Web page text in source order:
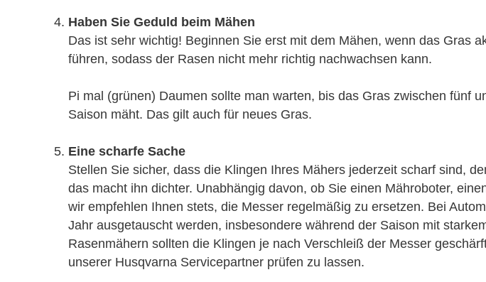
Haben Sie Geduld beim Mähen
Das ist sehr wichtig! Beginnen Sie erst mit dem Mähen, wenn das Gras
führen, sodass der Rasen nicht mehr richtig nachwachsen kann.
Pi mal (grünen) Daumen sollte man warten, bis das Gras zwischen fünf
Saison mäht. Das gilt auch für neues Gras.
Eine scharfe Sache
Stellen Sie sicher, dass die Klingen Ihres Mähers jederzeit scharf sind,
das macht ihn dichter. Unabhängig davon, ob Sie einen Mähroboter,
wir empfehlen Ihnen stets, die Messer regelmäßig zu ersetzen. Bei
Jahr ausgetauscht werden, insbesondere während der Saison mit
Rasenmähern sollten die Klingen je nach Verschleiß der Messer
unserer Husqvarna Servicepartner prüfen zu lassen.